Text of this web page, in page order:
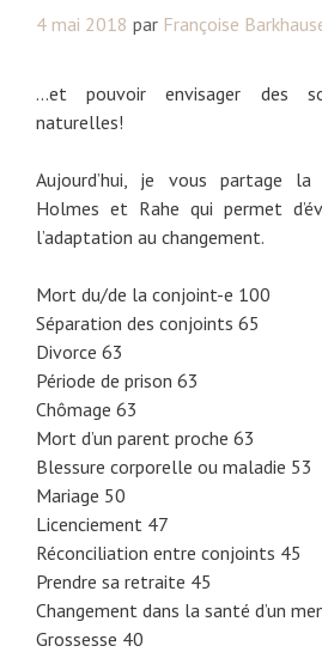
4 mai 2018 par Françoise
…et pouvoir envisager des
naturelles!
Aujourd’hui, je vous partage
Holmes et Rahe qui permet
l’adaptation au changement.
Mort du/de la conjoint-e 100
Séparation des conjoints 65
Divorce 63
Période de prison 63
Chômage 63
Mort d’un parent proche 63
Blessure corporelle ou maladie 53
Mariage 50
Licenciement 47
Réconciliation entre conjoints 45
Prendre sa retraite 45
Changement dans la santé d’un
Grossesse 40